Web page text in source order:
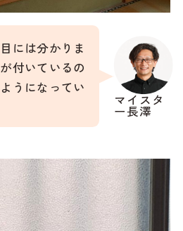
マイスタ
ー長澤
には分かりま
付いているの
うになってい